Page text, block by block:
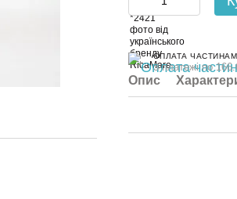
ОПЛАТА
3 платежі по
Опис